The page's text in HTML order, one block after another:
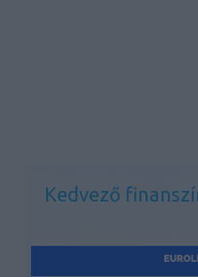
Kedvező